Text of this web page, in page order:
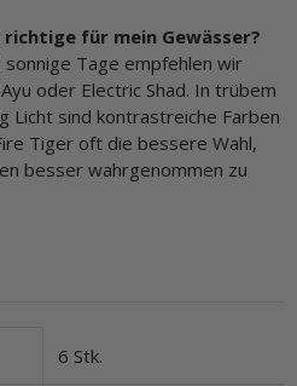
für mein Gewässer?
sonnige Tage empfehlen wir
oder Electric Shad. In trübem
Licht sind kontrastreiche Farben
Tiger oft die bessere Wahl,
besser wahrgenommen zu
6 Stk.